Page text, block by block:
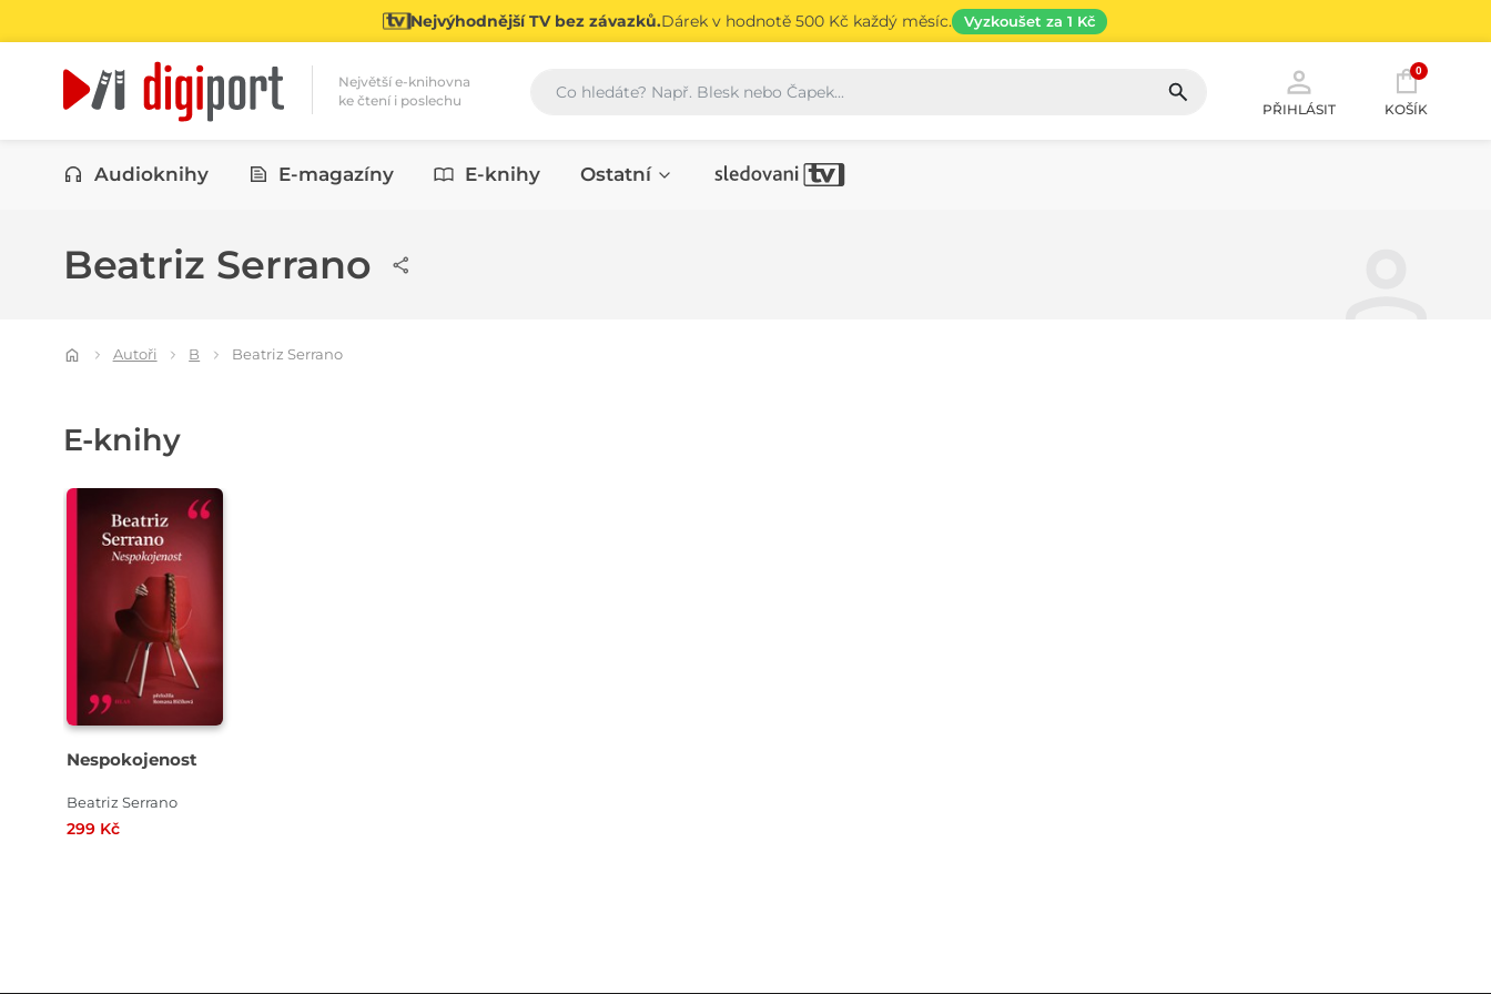
Nejvýhodnější TV bez závazků.Dárek v hodnotě 500 Kč každý měsíc. Vyzkoušet za 1 Kč
Největší e-knihovna
ke čtení i poslechu
Vyhledávání
PŘIHLÁSIT
0
KOŠÍK
Kategorie
Audioknihy E-magazíny E-knihy Ostatní
Beatriz Serrano
Autoři B Beatriz Serrano
E-knihy
Nespokojenost
Beatriz Serrano
299 Kč